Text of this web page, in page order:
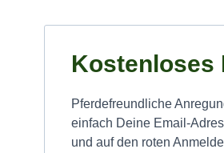
Kostenloses
Pferdefreundliche
einfach Deine Email-
und auf den roten